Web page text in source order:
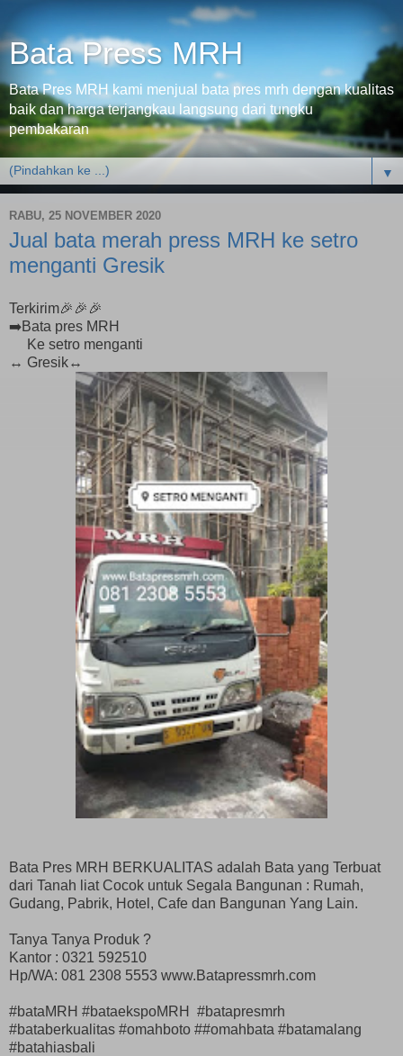
Bata Press MRH
Bata Pres MRH kami menjual bata pres mrh dengan kualitas
baik dan harga terjangkau langsung dari tungku
pembakaran
▼
RABU, 25 NOVEMBER 2020
Jual bata merah press MRH ke setro
menganti Gresik
Terkirim🎉🎉🎉
➡️Bata pres MRH
Ke setro menganti
↔️ Gresik↔️
Bata Pres MRH BERKUALITAS adalah Bata yang Terbuat
dari Tanah liat Cocok untuk Segala Bangunan : Rumah,
Gudang, Pabrik, Hotel, Cafe dan Bangunan Yang Lain.
Tanya Tanya Produk ?
Kantor : 0321 592510
Hp/WA: 081 2308 5553 www.Batapressmrh.com
#bataMRH #bataekspoMRH #batapresmrh
#bataberkualitas #omahboto ##omahbata #batamalang
#batahiasbali